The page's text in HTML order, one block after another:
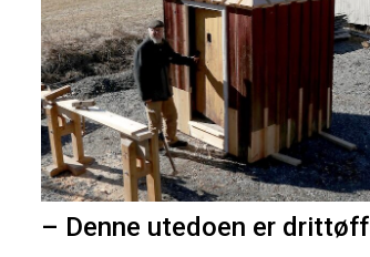
– Denne utedoen er drittøff